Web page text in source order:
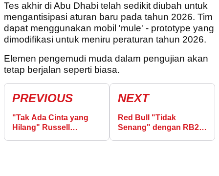
Tes akhir di Abu Dhabi telah sedikit diubah untuk
mengantisipasi aturan baru pada tahun 2026. Tim
dapat menggunakan mobil 'mule' - prototype yang
dimodifikasi untuk meniru peraturan tahun 2026.
Elemen pengemudi muda dalam pengujian akan
tetap berjalan seperti biasa.
PREVIOUS
"Tak Ada Cinta yang
Hilang" Russell
NEXT
Red Bull "Tidak
Senang" dengan RB21,